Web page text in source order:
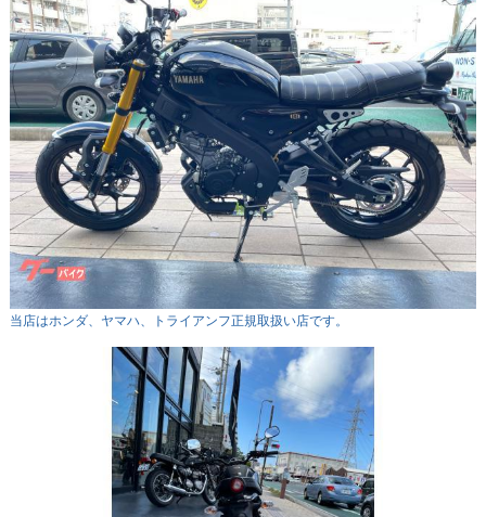
当店はホンダ、ヤマハ、トライアンフ正規取扱い店です。